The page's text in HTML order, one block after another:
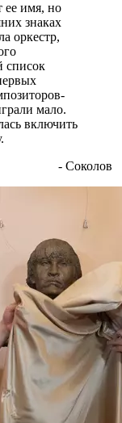
ее имя, но
знаках
оркестр,
список
мало.
включить
- Соколов